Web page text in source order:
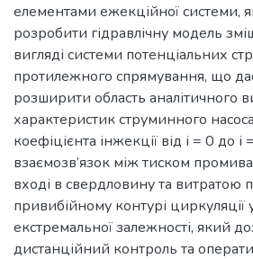
елементами ежекційної системи,
розробити гідравлічну модель
вигляді системи потенціальних
протилежного спрямування, що
розширити область аналітичного
характеристик струминного
коефіцієнта інжекції від і = 0 до
взаємозв’язок між тиском
вході в свердловину та витратою
привибійному контурі циркуляції
екстремальної залежності, який
дистанційний контроль та